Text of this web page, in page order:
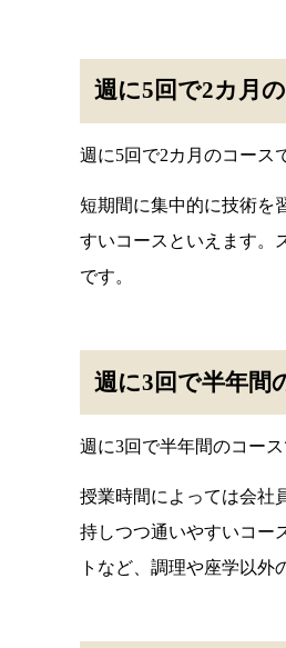
週に5回で2カ月
週に5回で2カ月のコース
短期間に集中的に技術を
すいコースといえます。
です。
週に3回で半年間
週に3回で半年間のコー
授業時間によっては会社
持しつつ通いやすいコー
トなど、調理や座学以外